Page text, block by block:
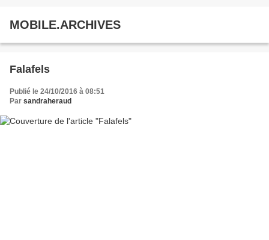
MOBILE.ARCHIVES
Falafels
Publié le 24/10/2016 à 08:51
Par sandraheraud